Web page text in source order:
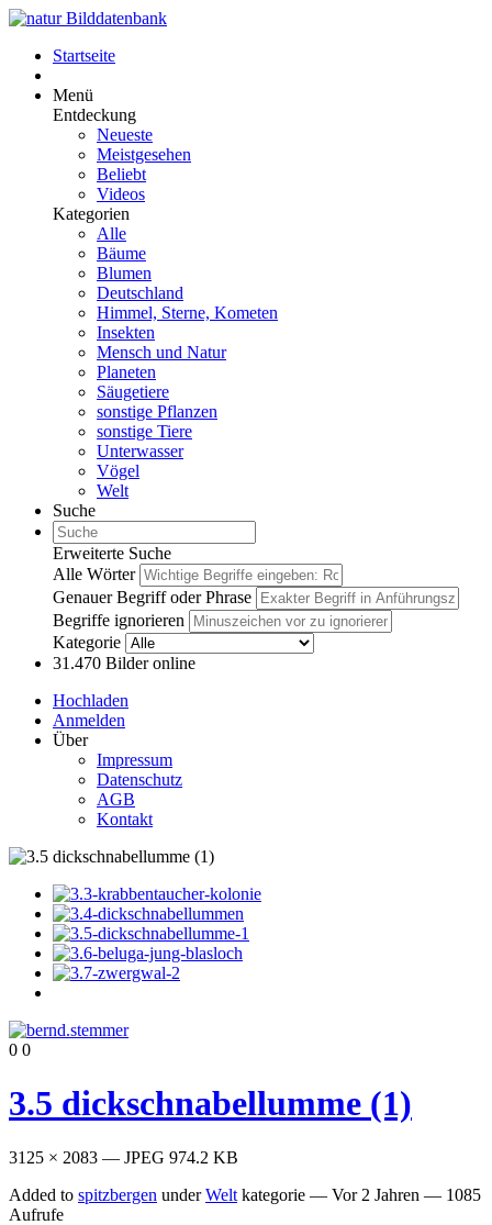
Startseite
Menü
Entdeckung
Neueste
Meistgesehen
Beliebt
Videos
Kategorien
Alle
Bäume
Blumen
Deutschland
Himmel, Sterne, Kometen
Insekten
Mensch und Natur
Planeten
Säugetiere
sonstige Pflanzen
sonstige Tiere
Unterwasser
Vögel
Welt
Suche
Erweiterte Suche
Alle Wörter
Genauer Begriff oder Phrase
Begriffe ignorieren
Kategorie
31.470 Bilder online
Hochladen
Anmelden
Über
Impressum
Datenschutz
AGB
Kontakt
0 0
3.5 dickschnabellumme (1)
3125 × 2083 — JPEG 974.2 KB
Added to spitzbergen underWelt kategorie — Vor 2 Jahren — 1085
Aufrufe